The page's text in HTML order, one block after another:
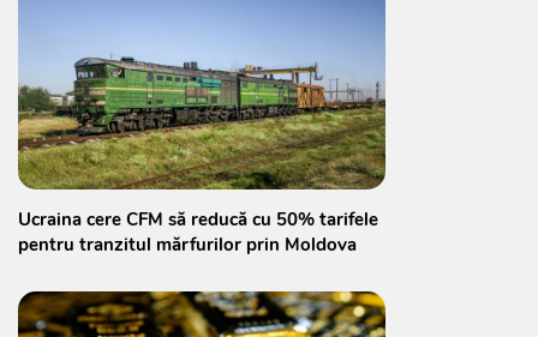
Ucraina cere CFM să reducă cu 50% tarifele
pentru tranzitul mărfurilor prin Moldova